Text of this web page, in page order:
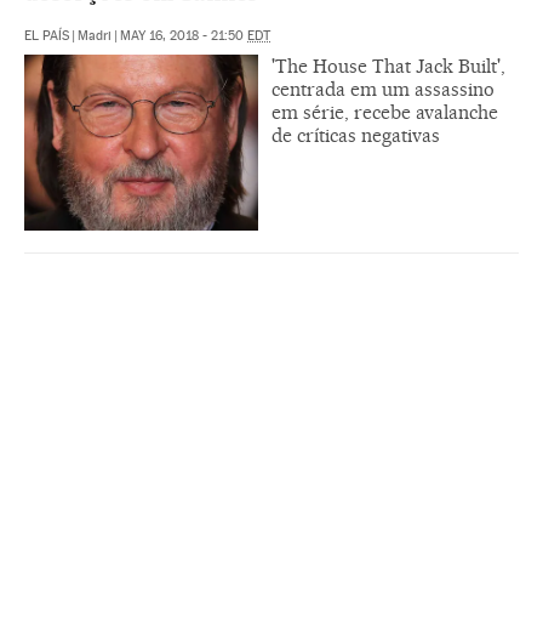
EL PAÍS Madri MAY 16, 2018 - 21:50 EDT
'The House That Jack Built',
centrada em um assassino
em série, recebe avalanche
de críticas negativas